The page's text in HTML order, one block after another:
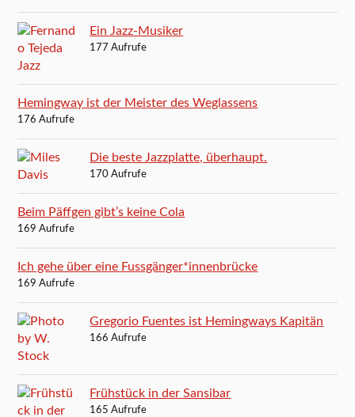
Ein Jazz-Musiker
177 Aufrufe
Hemingway ist der Meister des Weglassens
176 Aufrufe
Die beste Jazzplatte, überhaupt.
170 Aufrufe
Beim Päffgen gibt’s keine Cola
169 Aufrufe
Ich gehe über eine Fussgänger*innenbrücke
169 Aufrufe
Gregorio Fuentes ist Hemingways Kapitän
166 Aufrufe
Frühstück in der Sansibar
165 Aufrufe